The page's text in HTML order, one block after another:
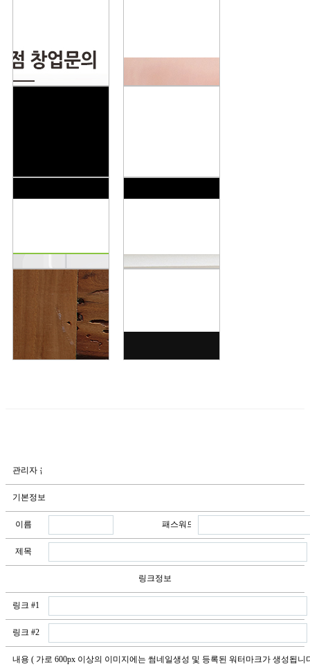
관리자 옵션
기본정보
이름 패스워드
제목
링크정보
링크 #1
링크 #2
내용 ( 가로 600px 이상의 이미지에는 썸네일생성 및 등록된 워터마크가 생성됩니